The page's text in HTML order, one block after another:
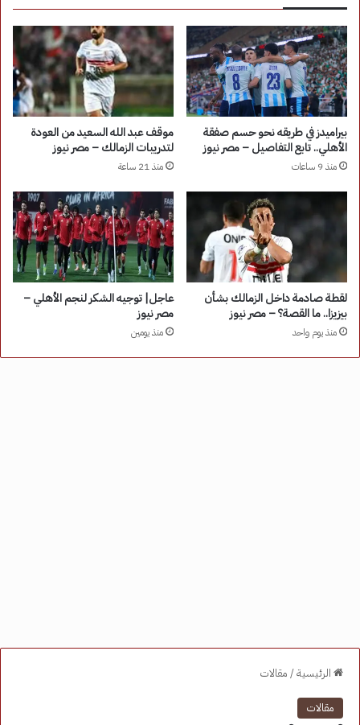
بيراميدز في طريقه نحو حسم صفقة
الأهلي.. تابع التفاصيل – مصر نيوز
منذ 9 ساعات
موقف عبد الله السعيد من العودة
لتدريبات الزمالك – مصر نيوز
منذ 21 ساعة
لقطة صادمة داخل الزمالك بشأن
بيزيزا.. ما القصة؟ – مصر نيوز
منذ يوم واحد
عاجل| توجيه الشكر لنجم الأهلي –
مصر نيوز
منذ يومين